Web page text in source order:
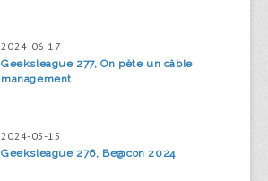
2024-06-17
Geeksleague 277, On pète un câble
management
2024-05-15
Geeksleague 276, Be@con 2024